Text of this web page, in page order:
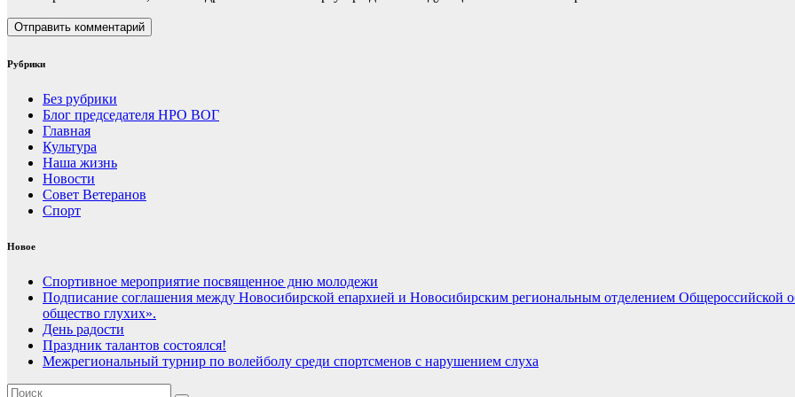
Рубрики
Без рубрики
Блог председателя НРО ВОГ
Главная
Культура
Наша жизнь
Новости
Совет Ветеранов
Спорт
Новое
Спортивное мероприятие посвященное дню молодежи
Подписание соглашения между Новосибирской епархией и Новосибирским региональным отделением Общероссийской
общество глухих».
День радости
Праздник талантов состоялся!
Межрегиональный турнир по волейболу среди спортсменов с нарушением слуха